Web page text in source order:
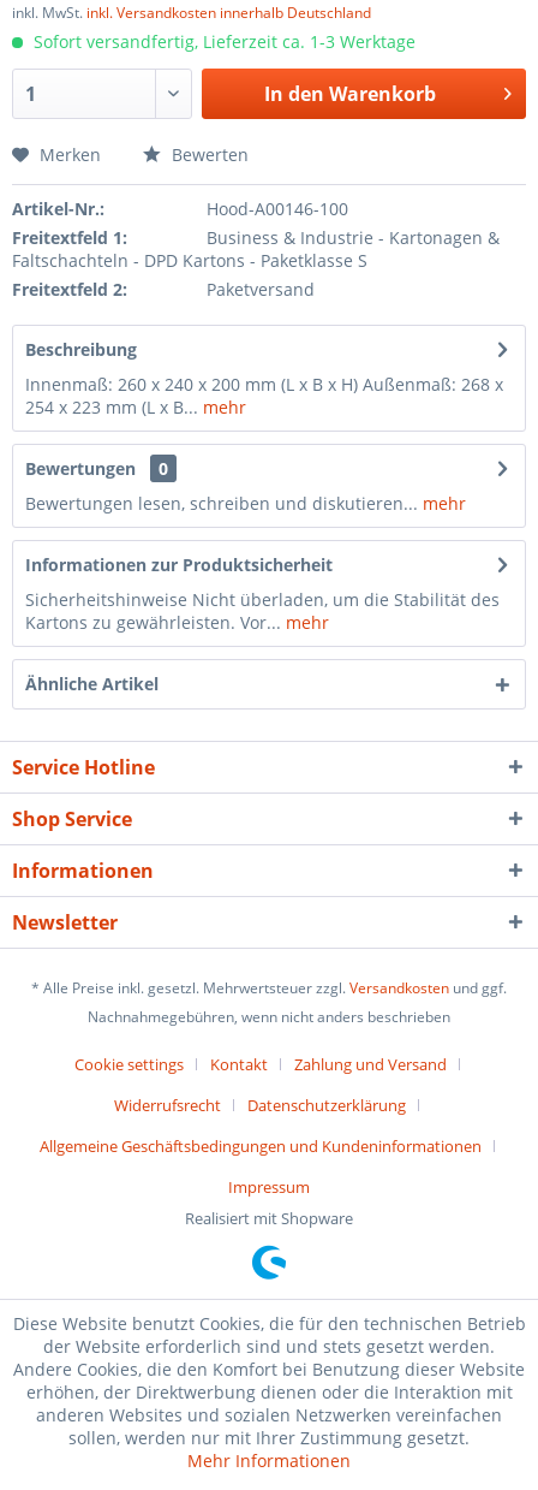
inkl. MwSt. inkl. Versandkosten innerhalb Deutschland
Sofort versandfertig, Lieferzeit ca. 1-3 Werktage
In den Warenkorb
Merken Bewerten
Artikel-Nr.:
Hood-A00146-100
Freitextfeld 1:
Business & Industrie - Kartonagen &
Faltschachteln - DPD Kartons - Paketklasse S
Freitextfeld 2:
Paketversand
Beschreibung
Innenmaß: 260 x 240 x 200 mm (L x B x H) Außenmaß: 268 x
254 x 223 mm (L x B... mehr
Bewertungen
0
Bewertungen lesen, schreiben und diskutieren... mehr
Informationen zur Produktsicherheit
Sicherheitshinweise Nicht überladen, um die Stabilität des
Kartons zu gewährleisten. Vor... mehr
Ähnliche Artikel
Service Hotline
Shop Service
Informationen
Newsletter
* Alle Preise inkl. gesetzl. Mehrwertsteuer zzgl.Versandkosten und ggf.
Nachnahmegebühren, wenn nicht anders beschrieben
Cookie settings Kontakt
Zahlung und Versand
Widerrufsrecht
Datenschutzerklärung
Allgemeine Geschäftsbedingungen und Kundeninformationen
Impressum
Realisiert mit Shopware
Diese Website benutzt Cookies, die für den technischen Betrieb
der Website erforderlich sind und stets gesetzt werden.
Andere Cookies, die den Komfort bei Benutzung dieser Website
erhöhen, der Direktwerbung dienen oder die Interaktion mit
anderen Websites und sozialen Netzwerken vereinfachen
sollen, werden nur mit Ihrer Zustimmung gesetzt.
Mehr Informationen